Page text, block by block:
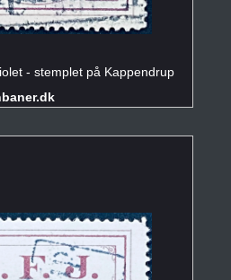
- stemplet på Kappendrup